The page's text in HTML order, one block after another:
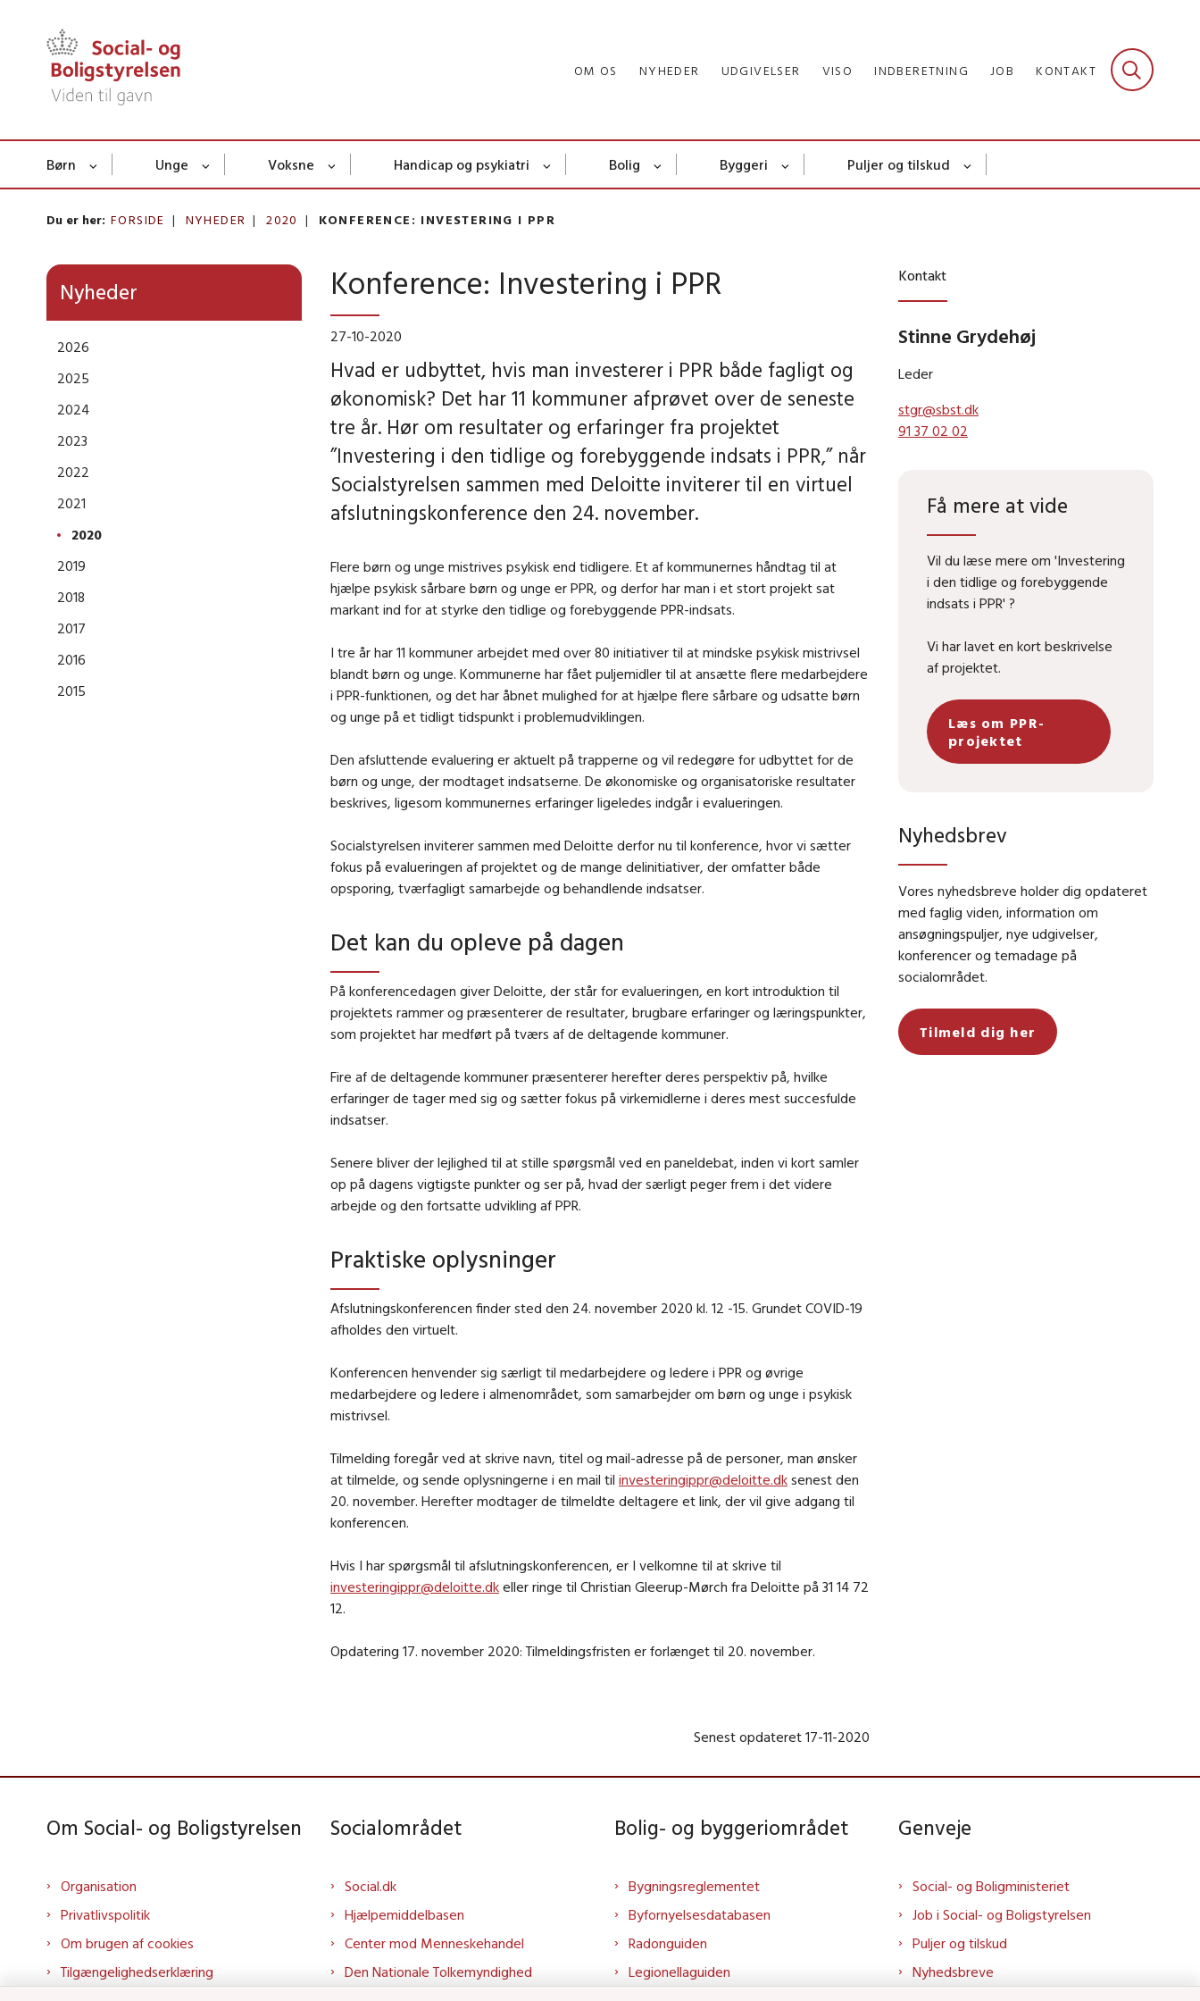
OM OS NYHEDER UDGIVELSER VISO INDBERETNING JOB KONTAKT
Børn Unge Voksne Handicap og psykiatri Bolig Byggeri Puljer og tilskud
Du er her: FORSIDE NYHEDER 2020 KONFERENCE: INVESTERING I PPR
Nyheder
2026
2025
2024
2023
2022
2021
2020
2019
2018
2017
2016
2015
Konference: Investering i PPR
27-10-2020
Hvad er udbyttet, hvis man investerer i PPR både fagligt og
økonomisk? Det har 11 kommuner afprøvet over de seneste
tre år. Hør om resultater og erfaringer fra projektet
”Investering i den tidlige og forebyggende indsats i PPR,” når
Socialstyrelsen sammen med Deloitte inviterer til en virtuel
afslutningskonference den 24. november.
Flere børn og unge mistrives psykisk end tidligere. Et af kommunernes håndtag til at
hjælpe psykisk sårbare børn og unge er PPR, og derfor har man i et stort projekt sat
markant ind for at styrke den tidlige og forebyggende PPR-indsats.
I tre år har 11 kommuner arbejdet med over 80 initiativer til at mindske psykisk mistrivsel
blandt børn og unge. Kommunerne har fået puljemidler til at ansætte flere medarbejdere
i PPR-funktionen, og det har åbnet mulighed for at hjælpe flere sårbare og udsatte børn
og unge på et tidligt tidspunkt i problemudviklingen.
Den afsluttende evaluering er aktuelt på trapperne og vil redegøre for udbyttet for de
børn og unge, der modtaget indsatserne. De økonomiske og organisatoriske resultater
beskrives, ligesom kommunernes erfaringer ligeledes indgår i evalueringen.
Socialstyrelsen inviterer sammen med Deloitte derfor nu til konference, hvor vi sætter
fokus på evalueringen af projektet og de mange delinitiativer, der omfatter både
opsporing, tværfagligt samarbejde og behandlende indsatser.
Det kan du opleve på dagen
På konferencedagen giver Deloitte, der står for evalueringen, en kort introduktion til
projektets rammer og præsenterer de resultater, brugbare erfaringer og læringspunkter,
som projektet har medført på tværs af de deltagende kommuner.
Fire af de deltagende kommuner præsenterer herefter deres perspektiv på, hvilke
erfaringer de tager med sig og sætter fokus på virkemidlerne i deres mest succesfulde
indsatser.
Senere bliver der lejlighed til at stille spørgsmål ved en paneldebat, inden vi kort samler
op på dagens vigtigste punkter og ser på, hvad der særligt peger frem i det videre
arbejde og den fortsatte udvikling af PPR.
Praktiske oplysninger
Afslutningskonferencen finder sted den 24. november 2020 kl. 12 -15. Grundet COVID-19
afholdes den virtuelt.
Konferencen henvender sig særligt til medarbejdere og ledere i PPR og øvrige
medarbejdere og ledere i almenområdet, som samarbejder om børn og unge i psykisk
mistrivsel.
Tilmelding foregår ved at skrive navn, titel og mail-adresse på de personer, man ønsker
at tilmelde, og sende oplysningerne i en mail til investeringippr@deloitte.dk senest den
20. november. Herefter modtager de tilmeldte deltagere et link, der vil give adgang til
konferencen.
Hvis I har spørgsmål til afslutningskonferencen, er I velkomne til at skrive til
investeringippr@deloitte.dk eller ringe til Christian Gleerup-Mørch fra Deloitte på 31 14 72
12.
Opdatering 17. november 2020: Tilmeldingsfristen er forlænget til 20. november.
Senest opdateret 17-11-2020
Kontakt
Stinne Grydehøj
Leder
stgr@sbst.dk
91 37 02 02
Få mere at vide
Vil du læse mere om 'Investering
i den tidlige og forebyggende
indsats i PPR' ?
Vi har lavet en kort beskrivelse
af projektet.
Læs om PPR-
projektet
Nyhedsbrev
Vores nyhedsbreve holder dig opdateret
med faglig viden, information om
ansøgningspuljer, nye udgivelser,
konferencer og temadage på
socialområdet.
Tilmeld dig her
Om Social- og Boligstyrelsen
Organisation
Privatlivspolitik
Om brugen af cookies
Tilgængelighedserklæring
Socialområdet
Social.dk
Hjælpemiddelbasen
Center mod Menneskehandel
Den Nationale Tolkemyndighed
Bolig- og byggeriområdet
Bygningsreglementet
Byfornyelsesdatabasen
Radonguiden
Legionellaguiden
Genveje
Social- og Boligministeriet
Job i Social- og Boligstyrelsen
Puljer og tilskud
Nyhedsbreve